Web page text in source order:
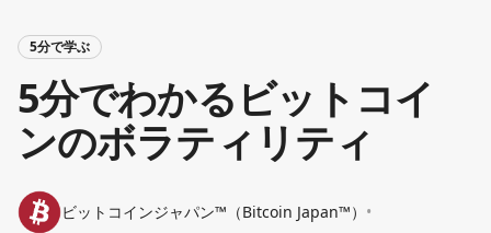
5分で学ぶ
5分でわかるビットコイ
ンのボラティリティ
ビットコインジャパン™（Bitcoin Japan™） •